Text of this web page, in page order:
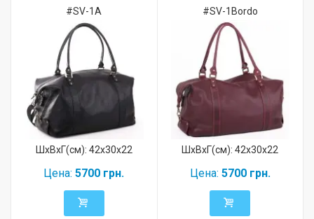
#SV-1A
ШхВхГ(см): 42x30x22
Цена: 5700 грн.
#SV-1Bordo
ШхВхГ(см): 42x30x22
Цена: 5700 грн.